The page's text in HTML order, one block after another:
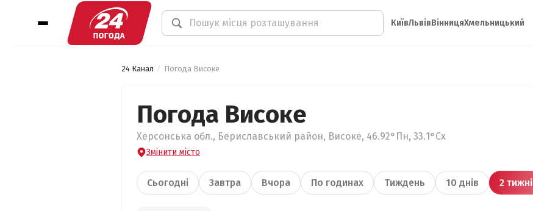
КиївЛьвівВінницяХмельницький
24 Канал Погода Високе
Погода Високе
Херсонська обл., Бериславський район, Високе, 46.92°Пн, 33.1°Сх
Змінити місто
Сьогодні Завтра Вчора По годинах Тиждень 10 днів 2 тижні